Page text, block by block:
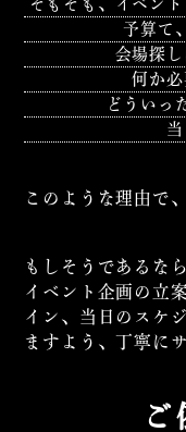
そもそも、イベン
予算て
会場探
何か必
どういっ
このような理由で
もしそうであるな
イベント企画の立
イン、当日のスケ
ますよう、丁寧に
ご